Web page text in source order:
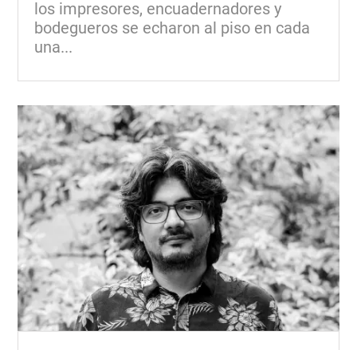
los impresores, encuadernadores y
bodegueros se echaron al piso en cada
una...